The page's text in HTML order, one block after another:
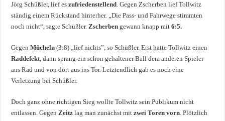
Jörg Schüßler, lief eszufriedenstellend. Gegen Zscherben lief Tollwitz
ständig einem Rückstand hinterher. „Die Pass- und Fahrwege stimmten
noch nicht“, sagte Schüßler.Zscherben gewann knapp mit6:5.
GegenMücheln (3:8) „lief nichts”, so Schüßler. Erst hatte Tollwitz einen
Raddefekt, dann sprang ein schon gehaltener Ball dem anderen Spieler
ans Rad und von dort aus ins Tor. Letztendlich gab es noch eine
Verletzung bei Schüßler.
Doch ganz ohne richtigen Sieg wollte Tollwitz sein Publikum nicht
entlassen. GegenZeitz lag man zunächst mitzwei Toren vorn. Plötzlich